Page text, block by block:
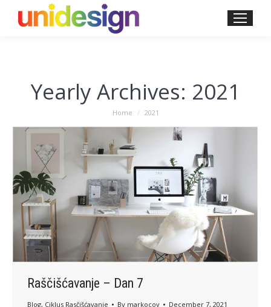
Yearly Archives: 2021
You are here:
Home 2021
Raščišćavanje – Dan 7
Blog, Ciklus Rasčišćavanje By markocov December 7, 2021